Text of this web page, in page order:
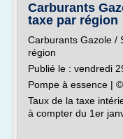
Carburants
taxe par région
Carburants Gazole /
région
Publié le : vendredi
Pompe à essence |
Taux de la taxe
à compter du 1er